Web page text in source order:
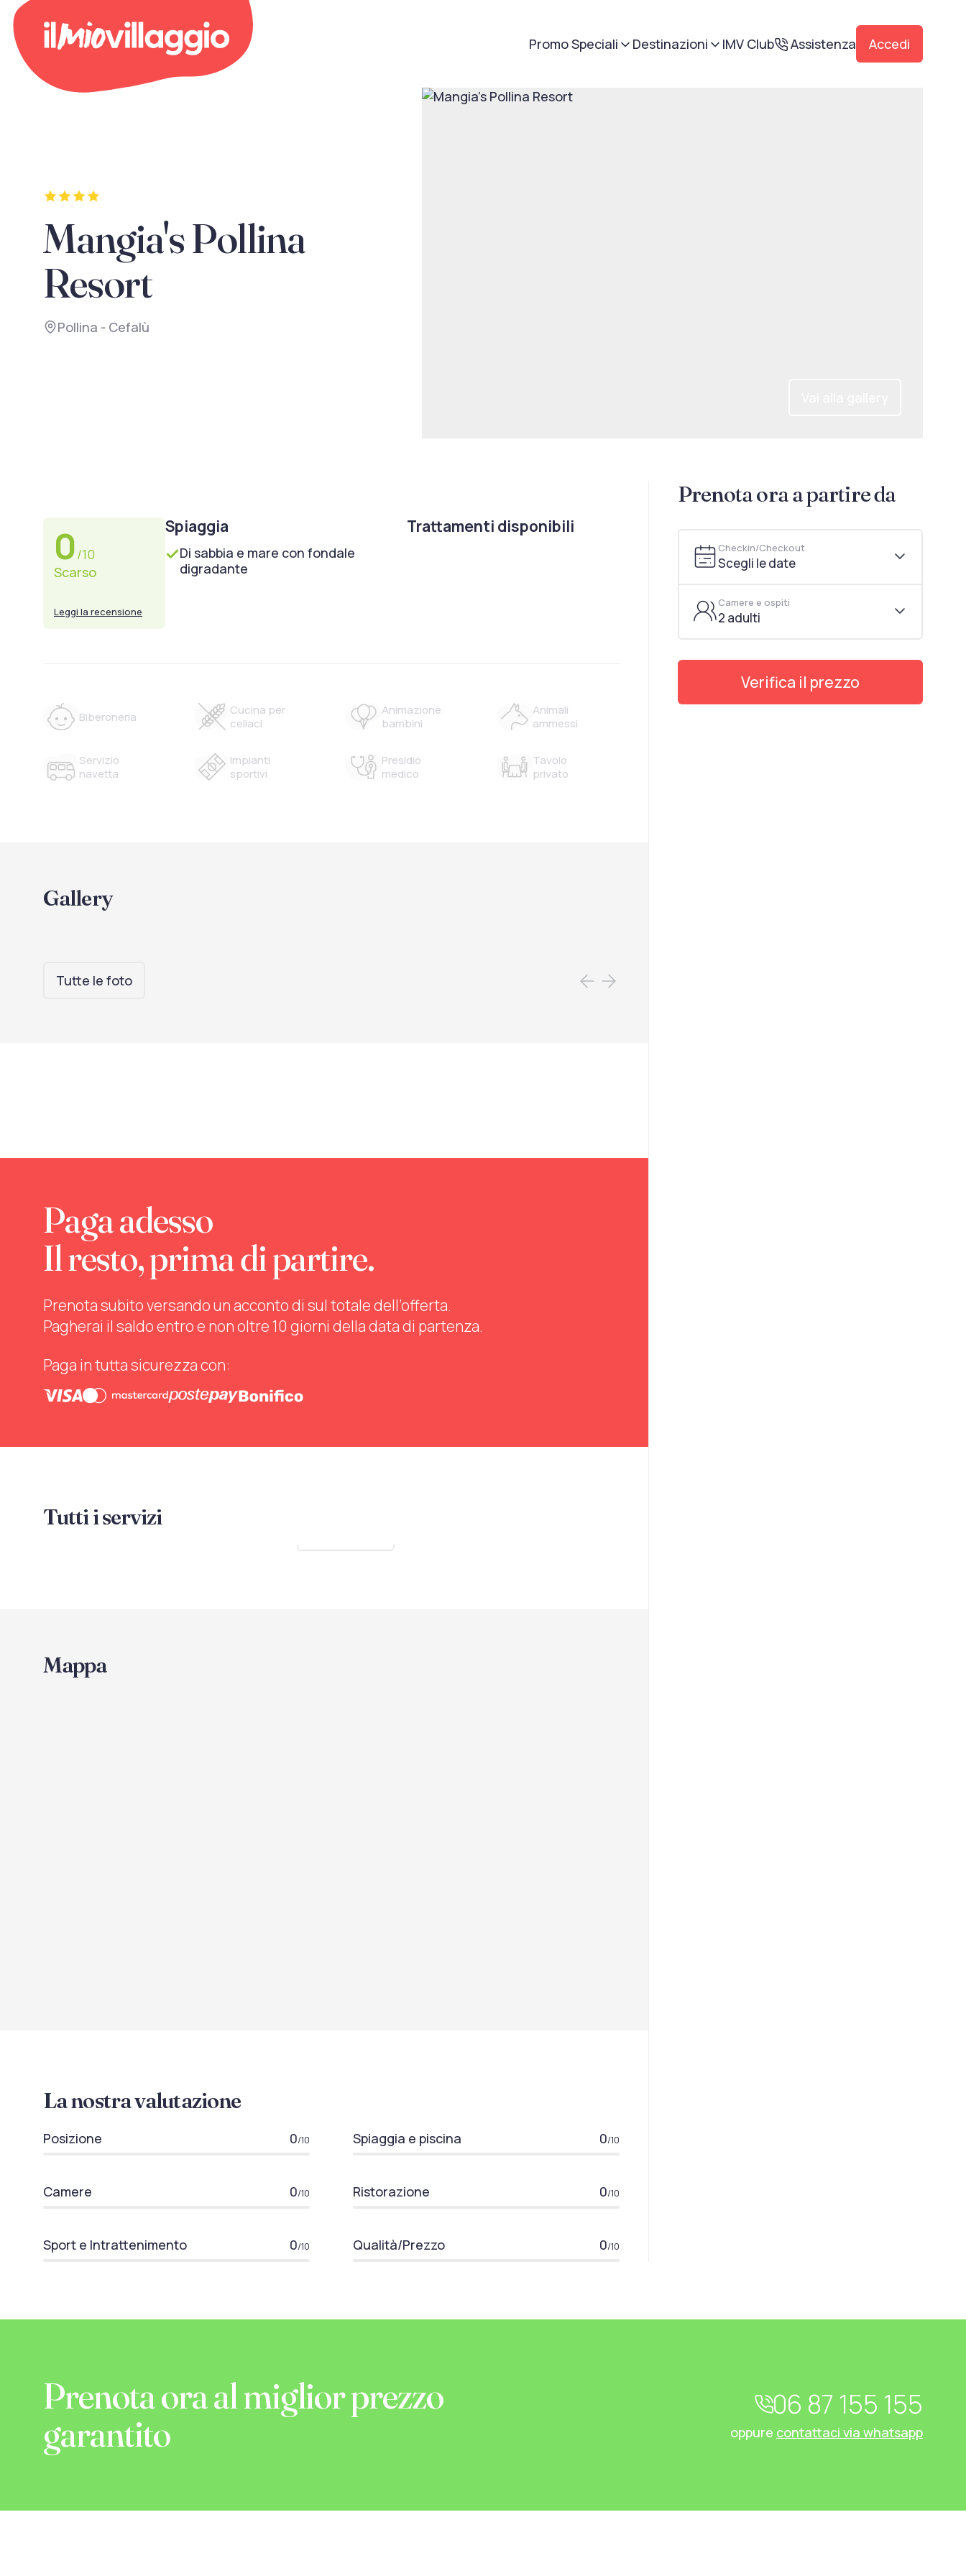
Promo Speciali Destinazioni IMV Club Assistenza Accedi
Mangia's Pollina
Resort
Pollina - Cefalù
Prenota ora a partire da
Checkin/Checkout
Scegli le date
Camere e ospiti
2 adulti
Verifica il prezzo
0/10
Scarso
Leggi la recensione
Spiaggia
Di sabbia e mare con fondale
digradante
Trattamenti disponibili
Biberoneria
Cucina per
celiaci
Animazione
bambini
Animali
ammessi
Servizio
navetta
Impianti
sportivi
Presidio
medico
Tavolo
privato
Gallery
Tutte le foto
Paga adesso
Il resto, prima di partire.
Prenota subito versando un acconto di sul totale dell’offerta.
Pagherai il saldo entro e non oltre 10 giorni della data di partenza.
Paga in tutta sicurezza con:
Tutti i servizi
Mappa
La nostra valutazione
Posizione 0/10 Spiaggia e piscina 0/10
Camere 0/10 Ristorazione 0/10
Sport e Intrattenimento 0/10 Qualità/Prezzo 0/10
Prenota ora al miglior prezzo
garantito
06 87 155 155
oppure contattaci via whatsapp